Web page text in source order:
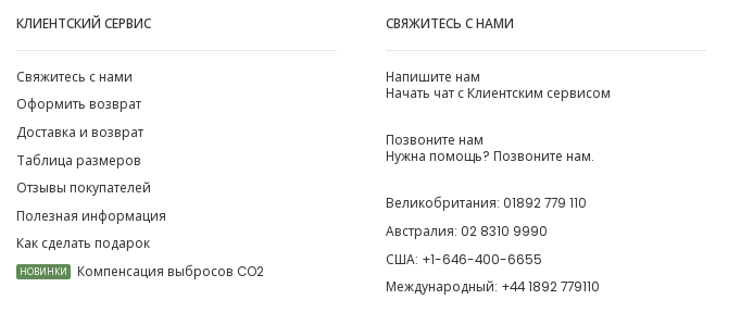
КЛИЕНТСКИЙ СЕРВИС
Свяжитесь с нами
Оформить возврат
Доставка и возврат
Таблица размеров
Отзывы покупателей
Полезная информация
Как сделать подарок
НОВИНКИ Компенсация выбросов CO2
СВЯЖИТЕСЬ С НАМИ
Напишите нам
Начать чат с Клиентским сервисом
Позвоните нам
Нужна помощь? Позвоните нам.
Великобритания: 01892 779 110
Австралия: 02 8310 9990
США: +1-646-400-6655
Международный: +44 1892 779110